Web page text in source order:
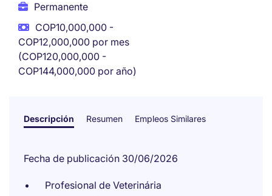
Permanente
COP10,000,000 -
COP12,000,000 por mes
(COP120,000,000 -
COP144,000,000 por año)
Descripción Resumen Empleos Similares
Fecha de publicación 30/06/2026
Profesional de Veterinária